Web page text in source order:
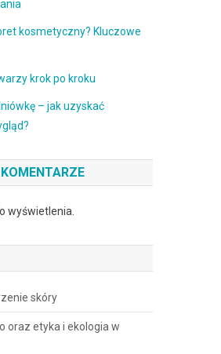
kosmetyczny? Kluczowe
krok po kroku
– jak uzyskać
wyświetlenia.
skóry
oraz etyka i ekologia w